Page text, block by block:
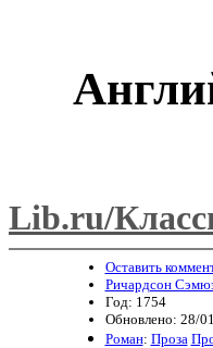
Lib.ru/
Оставить
Ричардсон
Год: 1754
Обновлено: 28/
Роман: Проза